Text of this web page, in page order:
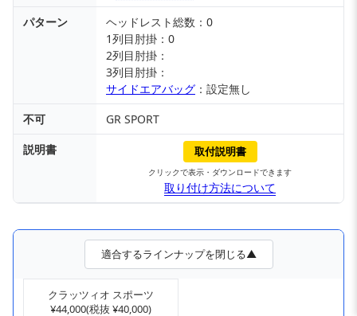
パターン
ヘッドレスト総数：0
1列目肘掛：0
2列目肘掛：
3列目肘掛：
サイドエアバッグ ：設定無し
不可
GR SPORT
説明書
取付説明書
クリックで表示・ダウンロードできます
取り付け方法について
適合するラインナップを閉じる▲
クラッツィオ スポーツ
¥44,000(税抜 ¥40,000)